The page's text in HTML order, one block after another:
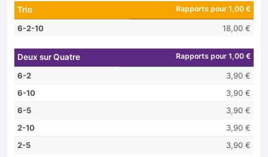
Trio Rapports pour 1,00 €
6-2-10 18,00 €
Deux sur Quatre Rapports pour 1,00 €
6-2
3,90 €
6-10
3,90 €
6-5
3,90 €
2-10
3,90 €
2-5
3,90 €